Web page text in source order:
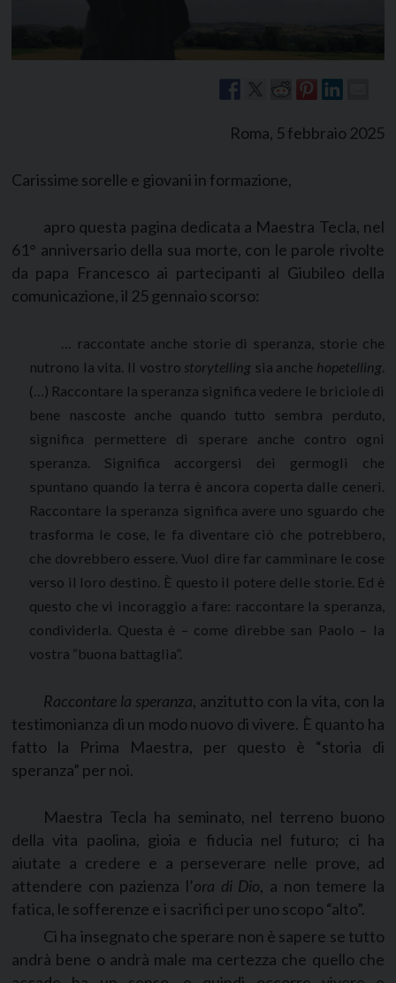
Roma, 5 febbraio 2025
Carissime sorelle e giovani in formazione,
apro questa pagina dedicata a Maestra Tecla, nel
61° anniversario della sua morte, con le parole rivolte
da papa Francesco ai partecipanti al Giubileo della
comunicazione, il 25 gennaio scorso:
… raccontate anche storie di speranza, storie che
nutrono la vita. Il vostro storytelling sia anche hopetelling
(…) Raccontare la speranza significa vedere le briciole di
bene nascoste anche quando tutto sembra perduto,
significa permettere di sperare anche contro ogni
speranza. Significa accorgersi dei germogli che
spuntano quando la terra è ancora coperta dalle ceneri.
Raccontare la speranza significa avere uno sguardo che
trasforma le cose, le fa diventare ciò che potrebbero,
che dovrebbero essere. Vuol dire far camminare le cose
verso il loro destino. È questo il potere delle storie. Ed è
questo che vi incoraggio a fare: raccontare la speranza,
condividerla. Questa è – come direbbe san Paolo – la
vostra “buona battaglia”.
Raccontare la speranza, anzitutto con la vita, con la
testimonianza di un modo nuovo di vivere. È quanto ha
fatto la Prima Maestra, per questo è “storia di
speranza” per noi.
Maestra Tecla ha seminato, nel terreno buono
della vita paolina, gioia e fiducia nel futuro; ci ha
aiutate a credere e a perseverare nelle prove, ad
attendere con pazienza l’ora di Dio, a non temere la
fatica, le sofferenze e i sacrifici per uno scopo “alto”.
Ci ha insegnato che sperare non è sapere se tutto
andrà bene o andrà male ma certezza che quello che